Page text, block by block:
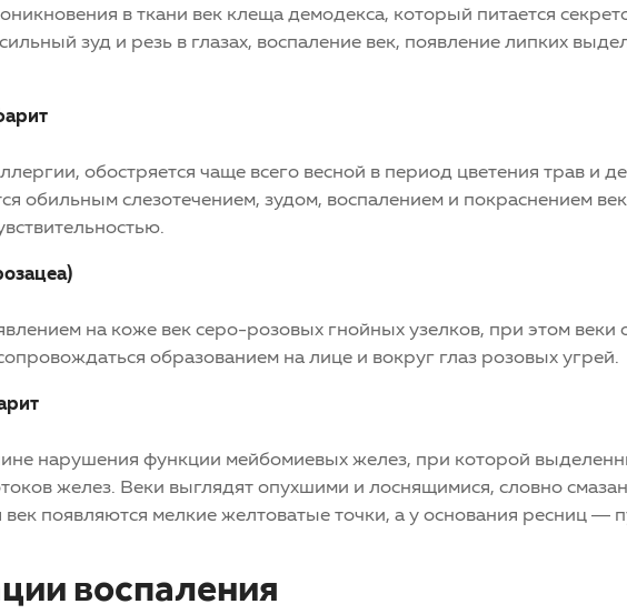
в ткани век клеща демодекса, который питается
зуд и резь в глазах, воспаление век, появление липких
обостряется чаще всего весной в период цветения трав и
обильным слезотечением, зудом, воспалением и покраснением
на коже век серо-розовых гнойных узелков, при этом веки
образованием на лице и вокруг глаз розовых угрей.
нарушения функции мейбомиевых желез, при которой
желез. Веки выглядят опухшими и лоснящимися, словно
век появляются мелкие желтоватые точки, а у основания ресниц —
воспаления